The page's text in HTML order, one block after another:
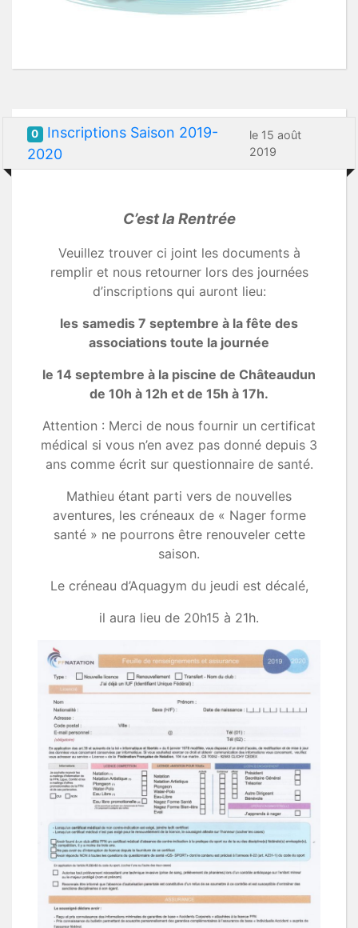
0
Inscriptions Saison 2019-
2020
le 15 août
2019
C’est la Rentrée
Veuillez trouver ci joint les documents à
remplir et nous retourner lors des journées
d’inscriptions qui auront lieu:
les samedis 7 septembre à la fête des
associations toute la journée
le 14 septembre à la piscine de Châteaudun
de 10h à 12h et de 15h à 17h.
Attention : Merci de nous fournir un certificat
médical si vous n’en avez pas donné depuis 3
ans comme écrit sur questionnaire de santé.
Mathieu étant parti vers de nouvelles
aventures, les créneaux de « Nager forme
santé » ne pourrons être renouveler cette
saison.
Le créneau d’Aquagym du jeudi est décalé,
il aura lieu de 20h15 à 21h.